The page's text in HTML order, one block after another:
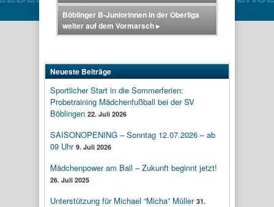
Böblinger B-Juniorinnen in der Oberliga
weiter auf dem Vormarsch▸
Neueste Beiträge
Sportlicher Start in die Sommerferien:
Probetraining Mädchenfußball bei der SV
Böblingen 22. Juli 2026
SAISONOPENING – Sonntag 12.07.2026 – ab
09 Uhr 9. Juli 2026
Mädchenpower am Ball – Zukunft beginnt jetzt!
26. Juli 2025
Unterstützung für Michael “Micha” Müller 31.